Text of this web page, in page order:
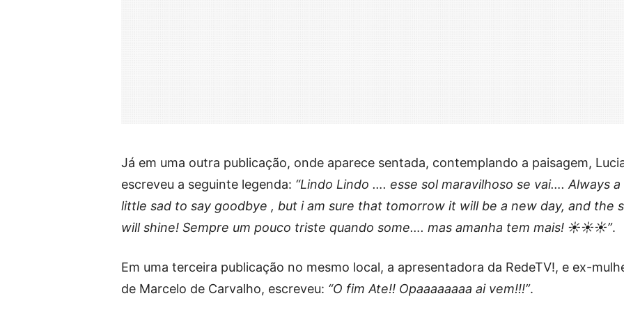
Já em uma outra publicação, onde aparece sentada, contemplando a paisagem,
escreveu a seguinte legenda: “Lindo Lindo …. esse sol maravilhoso se vai…. Always a
little sad to say goodbye , but i am sure that tomorrow it will be a new day, and the
will shine! Sempre um pouco triste quando some…. mas amanha tem mais! ☀️☀️☀️”.
Em uma terceira publicação no mesmo local, a apresentadora da RedeTV!, e ex-
de Marcelo de Carvalho, escreveu: “O fim Ate!! Opaaaaaaaa ai vem!!!”.